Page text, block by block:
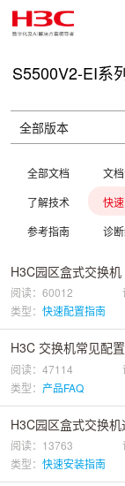
S5500V2-EI系
全部文档 文
了解技术
快
参考指南
诊
H3C园区盒式交换
阅读：60012
类型： 快速配置指南
H3C 交换机常见配
阅读：47114
类型： 产品FAQ
H3C园区盒式交换
阅读：13763
类型： 快速安装指南